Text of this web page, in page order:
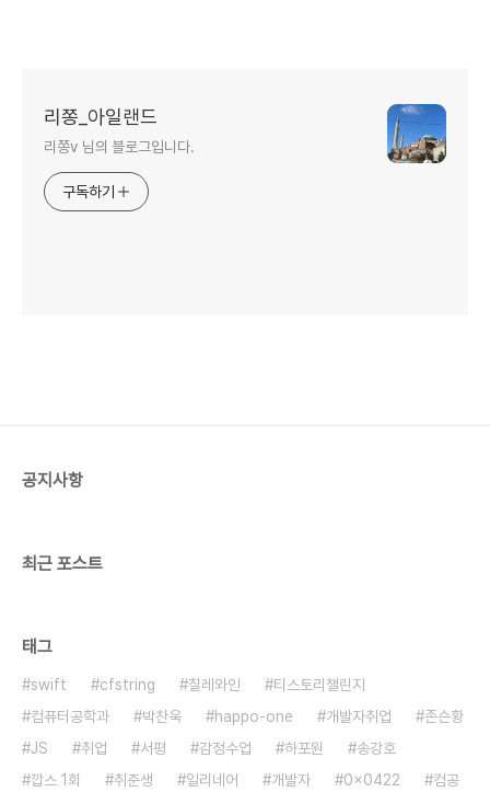
리쫑_아일랜드
리쫑v 님의 블로그입니다.
구독하기
공지사항
최근 포스트
태그
swift cfstring 칠레와인
티스토리챌린지
컴퓨터공학과
박찬욱 happo-one 개발자취업
존슨황
JS
취업 서평 감정수업 하포원
송강호
깝스 1회
취준생 일리네어 개발자 0x0422
컴공